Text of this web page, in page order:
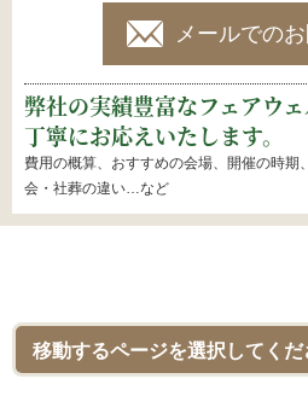
メールでの
弊社の実績豊富なフェアウ
丁寧にお応えいたします。
費用の概算、おすすめの会場、開催の時期
会・社葬の違い…など